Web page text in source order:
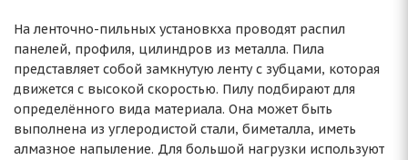
На ленточно-пильных установкха проводят распил
панелей, профиля, цилиндров из металла. Пила
представляет собой замкнутую ленту с зубцами, которая
движется с высокой скоростью. Пилу подбирают для
определённого вида материала. Она может быть
выполнена из углеродистой стали, биметалла, иметь
алмазное напыление. Для большой нагрузки используют